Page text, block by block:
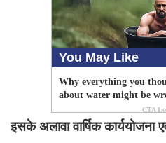
इसके अलावा वार्षिक